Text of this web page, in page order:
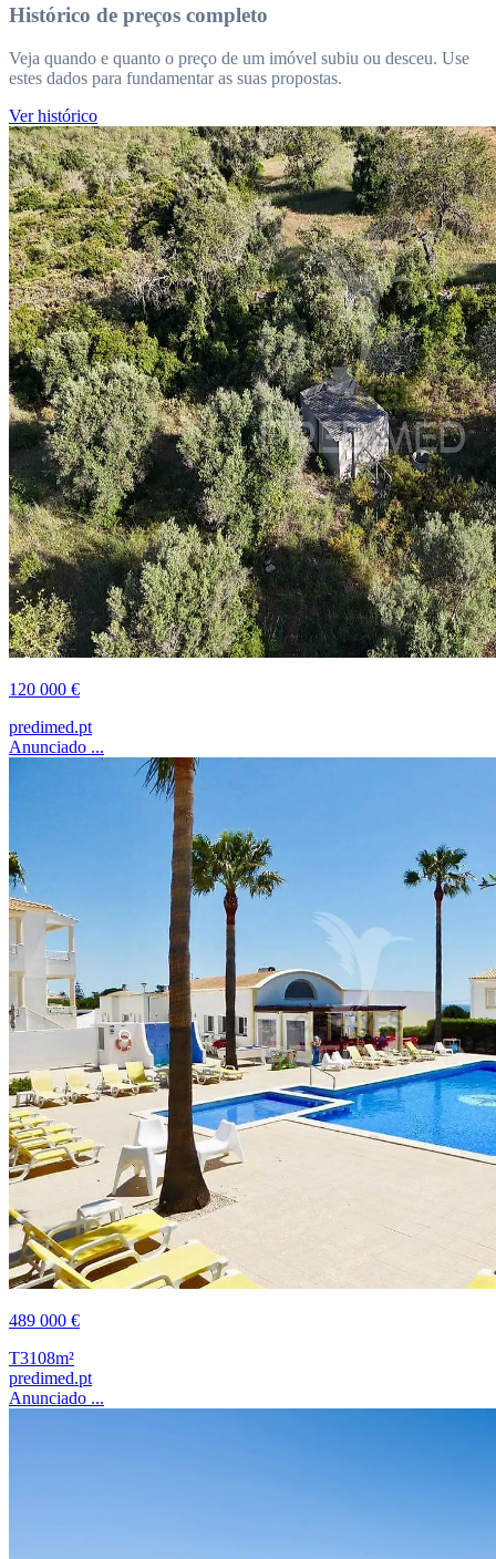
Histórico de preços completo
Veja quando e quanto o preço de um imóvel subiu ou desceu. Use
estes dados para fundamentar as suas propostas.
Ver histórico
120 000 €
predimed.pt
Anunciado ...
489 000 €
T3108m²
predimed.pt
Anunciado ...